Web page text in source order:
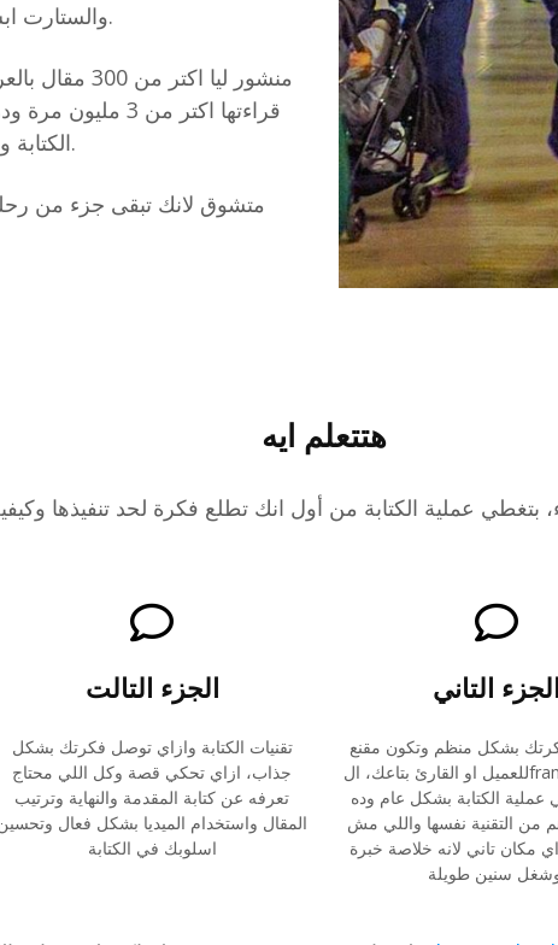
والستارت ابس في مصر زي وظف وايفنتوس وغيرها.
منشور ليا
الكتابة وحاضرت واشتغلت مع عشرات الشركات.
متشوق لانك تبقى جزء من
هتتعلم ايه
الجزء التالت
تقنيات الكتابة وازاي توصل فكرتك بشكل
جذاب، ازاي تحكي قصة وكل اللي محتاج
تعرفه عن كتابة المقدمة والنهاية وترتيب
المقال واستخدام الميديا بشكل فعال
اسلوبك في الكتابة
الجزء التاني
بشكل منظم وتكون مقنع
للعميل او القارئ بتاعك، الframework اللي
عملية الكتابة بشكل عام وده
من التقنية نفسها واللي مش
مكان تاني لانه خلاصة خبرة